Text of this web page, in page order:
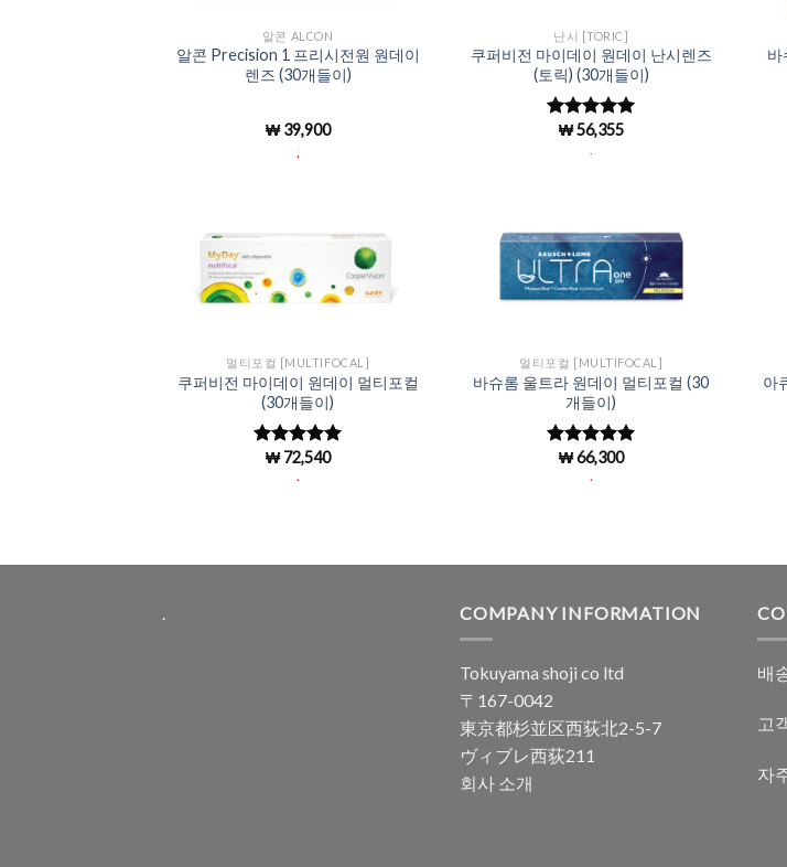
알콘 ALCON
알콘 Precision 1 프리시전원 원데이
렌즈 (30개들이)
₩39,900
.
난시 [TORIC]
쿠퍼비전 마이데이 원데이 난시렌즈
(토릭) (30개들이)
5 중에서
로 평가됨
₩56,355
바
Add to
Wishlist
멀티포컬 [MULTIFOCAL]
쿠퍼비전 마이데이 원데이 멀티포컬
(30개들이)
5 중에서
로 평가됨
₩72,540
.
Wishlist
멀티포컬 [MULTIFOCAL]
바슈롬 울트라 원데이 멀티포컬 (30
개들이)
5 중에서
로 평가됨
₩66,300
.
아
. COMPANY INFORMATION
Tokuyama shoji co ltd
〒167-0042
東京都杉並区西荻北2-5-7
ヴィブレ西荻211
회사 소개
배
고
자